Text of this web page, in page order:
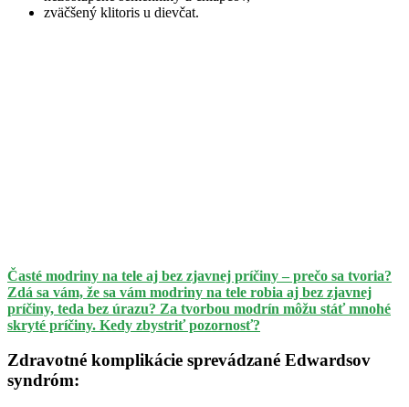
zväčšený klitoris u dievčat.
Časté modriny na tele aj bez zjavnej príčiny – prečo sa tvoria?
Zdá sa vám, že sa vám modriny na tele robia aj bez zjavnej
príčiny, teda bez úrazu? Za tvorbou modrín môžu stáť mnohé
skryté príčiny. Kedy zbystriť pozornosť?
Zdravotné komplikácie sprevádzané Edwardsov
syndróm: